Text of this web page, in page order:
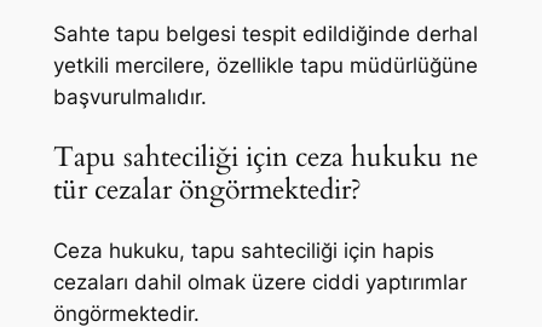
Sahte tapu belgesi tespit edildiğinde derhal
yetkili mercilere, özellikle tapu müdürlüğüne
başvurulmalıdır.
Tapu sahteciliği için ceza hukuku ne
tür cezalar öngörmektedir?
Ceza hukuku, tapu sahteciliği için hapis
cezaları dahil olmak üzere ciddi yaptırımlar
öngörmektedir.